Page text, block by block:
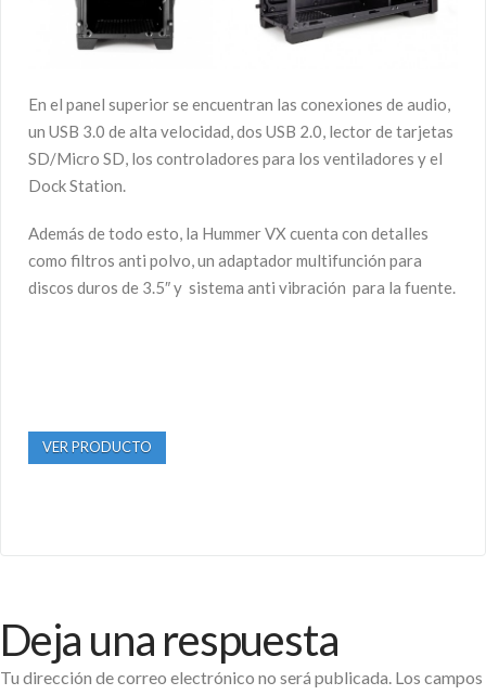
En el panel superior se encuentran las conexiones de audio,
un USB 3.0 de alta velocidad, dos USB 2.0, lector de tarjetas
SD/Micro SD, los controladores para los ventiladores y el
Dock Station.
Además de todo esto, la Hummer VX cuenta con detalles
como filtros anti polvo, un adaptador multifunción para
discos duros de 3.5″ y sistema anti vibración para la fuente.
VER PRODUCTO
Deja una respuesta
Tu dirección de correo electrónico no será publicada. Los campos